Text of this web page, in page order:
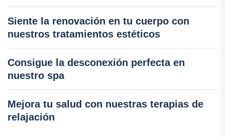
Siente la renovación en tu cuerpo con
nuestros tratamientos estéticos
Consigue la desconexión perfecta en
nuestro spa
Mejora tu salud con nuestras terapias de
relajación